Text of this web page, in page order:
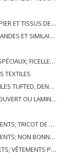
DE FILS DE PAPIER
TEXTILES SYNTHETIQUES
CÂBLES ET ARTICLES ASSOCIÉS
TEXTILES
GARNITURES, BRODERIES
ADAPTÉ À L'USAGE INDUSTRIEL
DE BONNETERIE
NON BONNETERIE
TEXTILES USÉS; RAGS